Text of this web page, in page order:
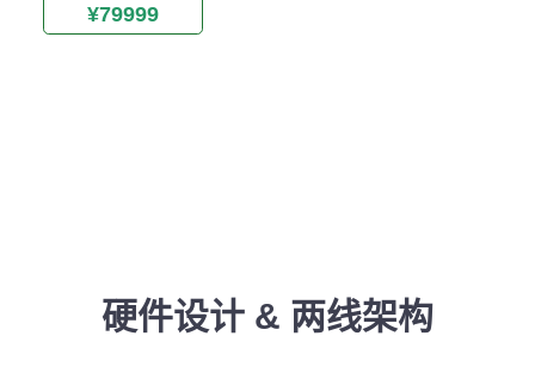
¥79999
硬件设计 & 两线架构